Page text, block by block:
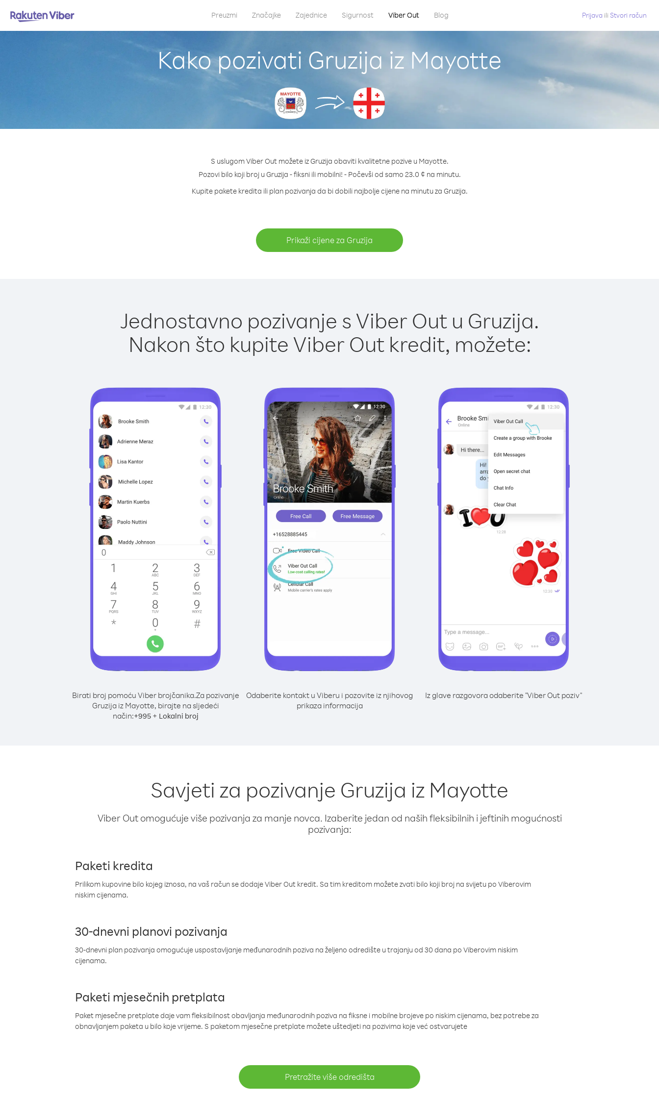
Preuzmi Značajke Zajednice Sigurnost Viber Out Blog Prijava ili Stvori račun
Kako pozivati Gruzija iz Mayotte
S uslugom Viber Out možete iz Gruzija obaviti kvalitetne pozive u Mayotte.
Pozovi bilo koji broj u Gruzija - fiksni ili mobilni! - Počevši od samo 23.0 ¢ na minutu.
Kupite pakete kredita ili plan pozivanja da bi dobili najbolje cijene na minutu za Gruzija.
Prikaži cijene za Gruzija
Jednostavno pozivanje s Viber Out u Gruzija.
Nakon što kupite Viber Out kredit, možete:
Birati broj pomoću Viber brojčanika.Za pozivanje
Gruzija iz Mayotte, birajte na sljedeći
način:+995+ Lokalni broj
Odaberite kontakt u Viberu i pozovite iz njihovog
prikaza informacija
Iz glave razgovora odaberite "Viber Out poziv"
Savjeti za pozivanje Gruzija iz Mayotte
Viber Out omogućuje više pozivanja za manje novca. Izaberite jedan od naših fleksibilnih i jeftinih mogućnosti
pozivanja:
Paketi kredita
Prilikom kupovine bilo kojeg iznosa, na vaš račun se dodaje Viber Out kredit. Sa tim kreditom možete zvati bilo koji broj na svijetu po Viberovim
niskim cijenama.
30-dnevni planovi pozivanja
30-dnevni plan pozivanja omogućuje uspostavljanje međunarodnih poziva na željeno odredište u trajanju od 30 dana po Viberovim niskim
cijenama.
Paketi mjesečnih pretplata
Paket mjesečne pretplate daje vam fleksibilnost obavljanja međunarodnih poziva na fiksne i mobilne brojeve po niskim cijenama, bez potrebe za
obnavljanjem paketa u bilo koje vrijeme. S paketom mjesečne pretplate možete uštedjeti na pozivima koje već ostvarujete
Pretražite više odredišta